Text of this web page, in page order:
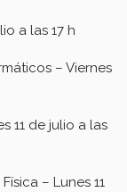
a las 17 h
– Viernes
11 de julio a las
– Lunes 11